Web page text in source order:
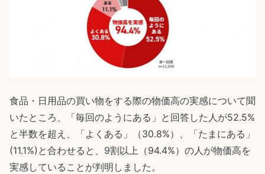
食品・日用品の買い物をする際の物価高の実感について聞
いたところ、「毎回のようにある」と回答した人が52.5%
と半数を超え、「よくある」（30.8%）、「たまにある」
(11.1%)と合わせると、9割以上（94.4%）の人が物価高を
実感していることが判明しました。